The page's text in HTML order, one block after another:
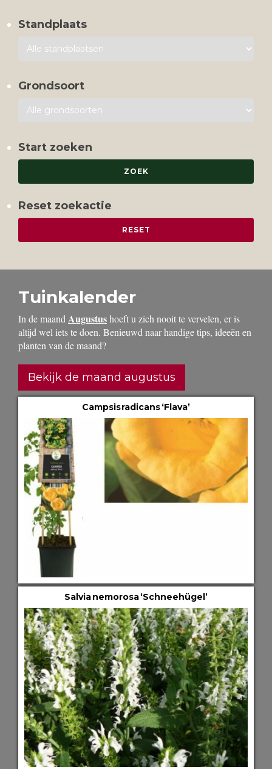
Standplaats
Grondsoort
Start zoeken
Reset zoekactie
Tuinkalender
In de maand Augustushoeft u zich nooit te vervelen, er is
altijd wel iets te doen. Benieuwd naar handige tips, ideeën en
planten van de maand?
Bekijk de maand augustus
Campsis radicans ‘Flava’
Salvia nemorosa ‘Schneehügel’